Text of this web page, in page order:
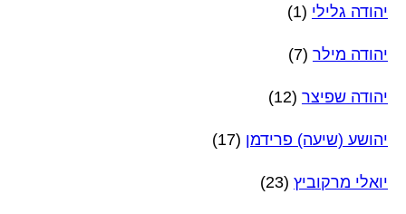
יהודה גלילי (1)
יהודה מילר (7)
יהודה שפיצר (12)
יהושע (שיעה) פרידמן (17)
יואלי מרקוביץ (23)